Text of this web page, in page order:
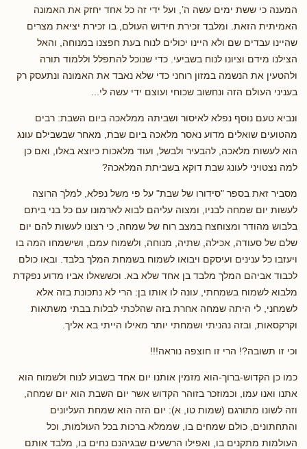
המענה כי ששת ימים עשה ה’, ועל ידי זה כל אחד יחזק את האמונה
האמיתית הזאת. ומלבד זכירת חידוש העולם, בו זכירת יציאת מצרים
שהיינו עבדים שם ולא היינו יכולים לנוח בעת חפצנו במנוחה, והאל
הצילנו מידם וציונו לנוח בשביעי. כדי שנוכל להתפלל וללמוד תורה
ולהטעין את הנשמה במזון רוחני כדי שלא נאבד את האמונה ונתעסק רק
בעניני העולם הזה ונחשוב שכוחי ועוצם ידי עשה לי...
ונביא טעם נוסף נפלא לאיסור ושביתה ממלאכה ביום השבת: רבים
מהטועים שואלים מדוע נאסר מלאכה ביום שבת, מאחר שבשבילם עונג
הוא לעשות מלאכה, להבעיר ולבשל, ועוד מלאכות כיוצא באלו, ואם כן
למה נצטויני לעונג שבת דוקא בשביתת המלאכה?
מסביר זאת בספר "סידורו של שבת" על פי משל נפלא, למלך הרוצה
לעשות יום שמחה לבניו, ומצוה עליהם לבוא לארמונו עם כל בני ביתם
בלבוש מהודר ומצוחצח במצב רוח של שמחה, כי רצונו לעשות להם יום
שלם של סעודה, אכילה, שתיה, מנוחה, ולשמוח עמם, ושישמחו המה בו
ויעזבו כל ענינים ועיסקם ויבואו לשמוח בשמחת המלך בלבד. ובאו כולם
לכבוד אביהם המלך מלבד בן אחד שלא בא. וכששאלו אביו מדוע נפקדת
מלבוא לשמוח בשמחתי, עונה לו אותו בן: הרי לא נתכונת בזה אלא
לשמחני, לי היתה שמחה אחרת בזה שהלכתי לבלות בבתי משתאות
וקרקסאות, ובזה נהניתי ושמחתי יותר מאילו הייתי בא אליך.
וכי זו תשובה?! הרי זו חוצפה נוראה!!!
כמו כן הקדוש-ברוך-הוא מזמין אותנו יום אחד בשבוע לנוח ולשמוח הוא
אתנו ואנו עמו, וכמוזכר בזוהר הקדוש אשר יום השבת הוא יום שמחה,
וזה לשונו מתורגם (שמות טו, א): יום הזה הוא שמחת העליונים
והתחתונים, כולם שמחים בו, שממלא ברכות בכל העולמות, וכל
העולמות מתקנים בו, ואפילו הרשעים שבגיהנם נחים בו, מלבד אותם